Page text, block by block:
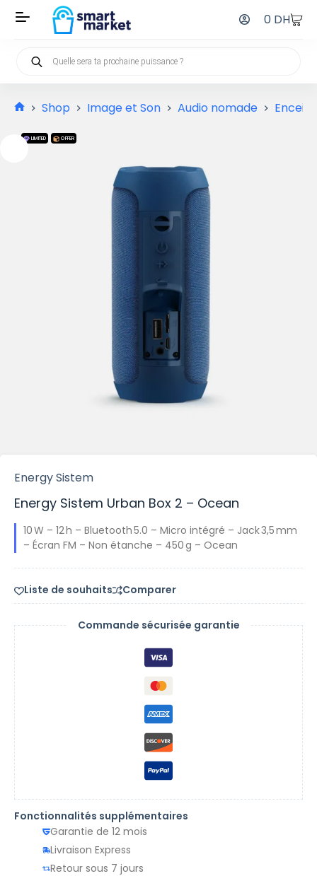
0 DH
Shop Image et Son Audio nomade
LIMITED OFFER
Energy Sistem
Energy Sistem Urban Box 2 – Ocean
10 W – 12 h – Bluetooth 5.0 – Micro intégré – Jack 3,5 mm
– Écran FM – Non étanche – 450 g – Ocean
Liste de souhaits Comparer
Commande sécurisée garantie
Fonctionnalités supplémentaires
Garantie de 12 mois
Livraison Express
Retour sous 7 jours